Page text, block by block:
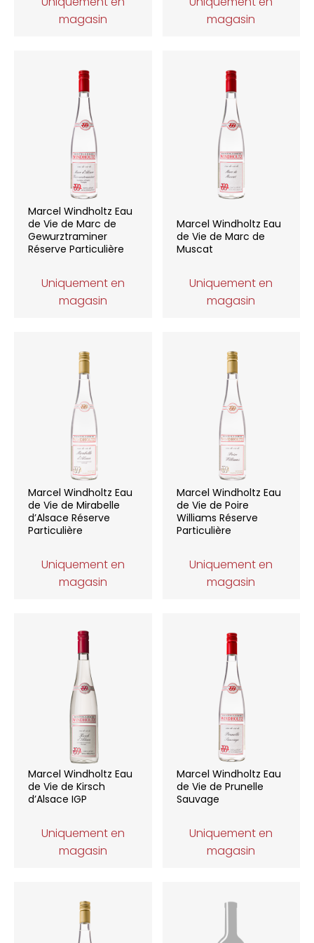
magasin
magasin
Marcel Windholtz Eau
de Vie de Marc de
Gewurztraminer
Réserve Particulière
Uniquement en
magasin
Marcel Windholtz Eau
de Vie de Marc de
Muscat
Uniquement en
magasin
Marcel Windholtz Eau
de Vie de Mirabelle
d’Alsace Réserve
Particulière
Uniquement en
magasin
Marcel Windholtz Eau
de Vie de Poire
Williams Réserve
Particulière
Uniquement en
magasin
Marcel Windholtz Eau
de Vie de Kirsch
d’Alsace IGP
Uniquement en
magasin
Marcel Windholtz Eau
de Vie de Prunelle
Sauvage
Uniquement en
magasin